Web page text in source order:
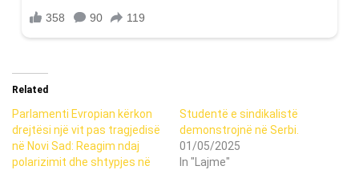
Related
Parlamenti Evropian kërkon
drejtësi një vit pas tragjedisë
në Novi Sad: Reagim ndaj
polarizimit dhe shtypjes në
Studentë e sindikalistë
demonstrojnë në Serbi.
01/05/2025
In "Lajme"